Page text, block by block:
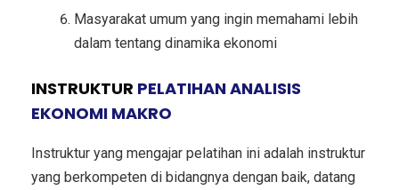
Masyarakat umum yang ingin memahami lebih
dalam tentang dinamika ekonomi
INSTRUKTUR PELATIHAN ANALISIS
EKONOMI MAKRO
Instruktur yang mengajar pelatihan ini adalah instruktur
yang berkompeten di bidangnya dengan baik, datang